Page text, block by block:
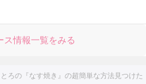
ス情報一覧をみる
とろの『なす焼き』の超簡単な方法見つけ